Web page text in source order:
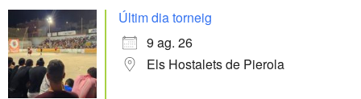
Últim dia torneig
9 ag. 26
Els Hostalets de Pierola